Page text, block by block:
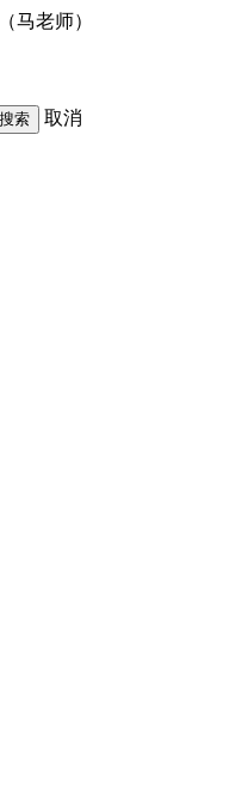
马老师）
搜索 取消